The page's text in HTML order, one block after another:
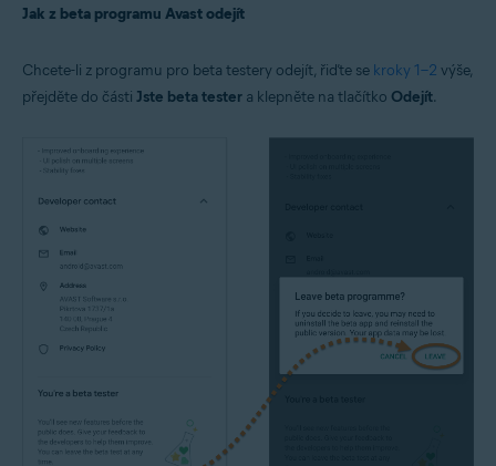
Jak z beta programu Avast odejít
Chcete-li z programu pro beta testery odejít, řiďte se kroky 1–2 výše,
přejděte do části Jste beta tester a klepněte na tlačítko Odejít.